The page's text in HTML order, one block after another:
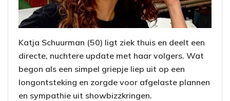
Katja Schuurman (50) ligt ziek thuis en deelt een
directe, nuchtere update met haar volgers. Wat
begon als een simpel griepje liep uit op een
longontsteking en zorgde voor afgelaste plannen
en sympathie uit showbizzkringen.